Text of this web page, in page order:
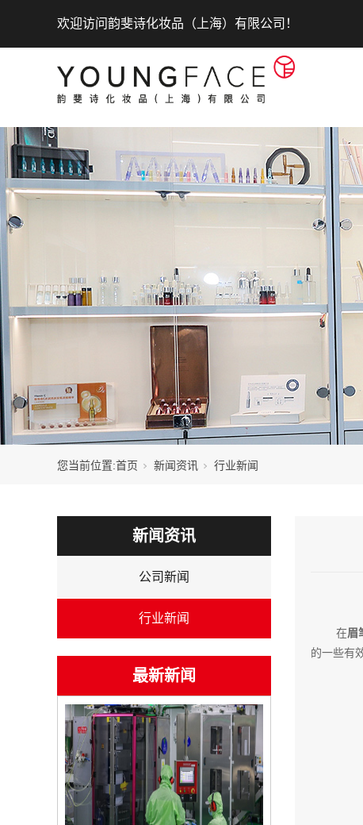
欢迎访问韵斐诗化妆品（上海）有限公司！
您当前位置:首页 新闻资讯 行业新闻
新闻资讯
公司新闻
行业新闻
最新新闻
在眉
的一些有